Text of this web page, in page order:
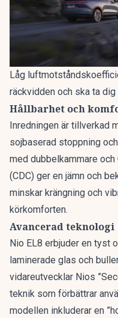
Låg
räckvidden och ska ta dig
Hållbarhet och
Inredningen är tillverkad
sojbaserad stoppning
med dubbelkammare
(CDC) ger en jämn och
minskar krängning och
körkomforten.
Avancerad teknologi
Nio EL8 erbjuder en tyst
laminerade glas och
vidareutvecklar Nios
teknik som förbättrar
modellen inkluderar en